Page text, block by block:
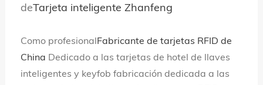
deTarjeta inteligente Zhanfeng
Como profesionalFabricante de tarjetas RFID de
China Dedicado a las tarjetas de hotel de llaves
inteligentes y keyfob fabricación dedicada a las